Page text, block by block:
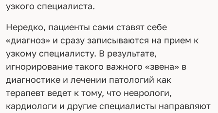
узкого специалиста.
Нередко, пациенты сами ставят себе
«диагноз» и сразу записываются на прием к
узкому специалисту. В результате,
игнорирование такого важного «звена» в
диагностике и лечении патологий как
терапевт ведет к тому, что неврологи,
кардиологи и другие специалисты направляют